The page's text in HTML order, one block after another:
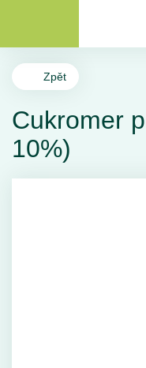
Zpět
Cukromer
10%)